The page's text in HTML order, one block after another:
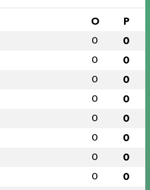
O P
0 0
0 0
0 0
0 0
0 0
0 0
0 0
0 0